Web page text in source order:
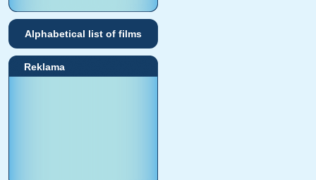
Alphabetical list of films
Reklama